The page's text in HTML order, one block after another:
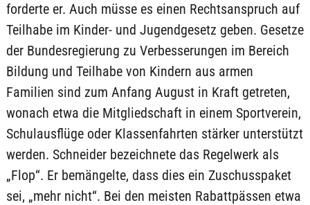
forderte er. Auch müsse es einen Rechtsanspruch auf
Teilhabe im Kinder- und Jugendgesetz geben. Gesetze
der Bundesregierung zu Verbesserungen im Bereich
Bildung und Teilhabe von Kindern aus armen
Familien sind zum Anfang August in Kraft getreten,
wonach etwa die Mitgliedschaft in einem Sportverein,
Schulausflüge oder Klassenfahrten stärker unterstützt
werden. Schneider bezeichnete das Regelwerk als
„Flop“. Er bemängelte, dass dies ein Zuschusspaket
sei, „mehr nicht“. Bei den meisten Rabattpässen etwa